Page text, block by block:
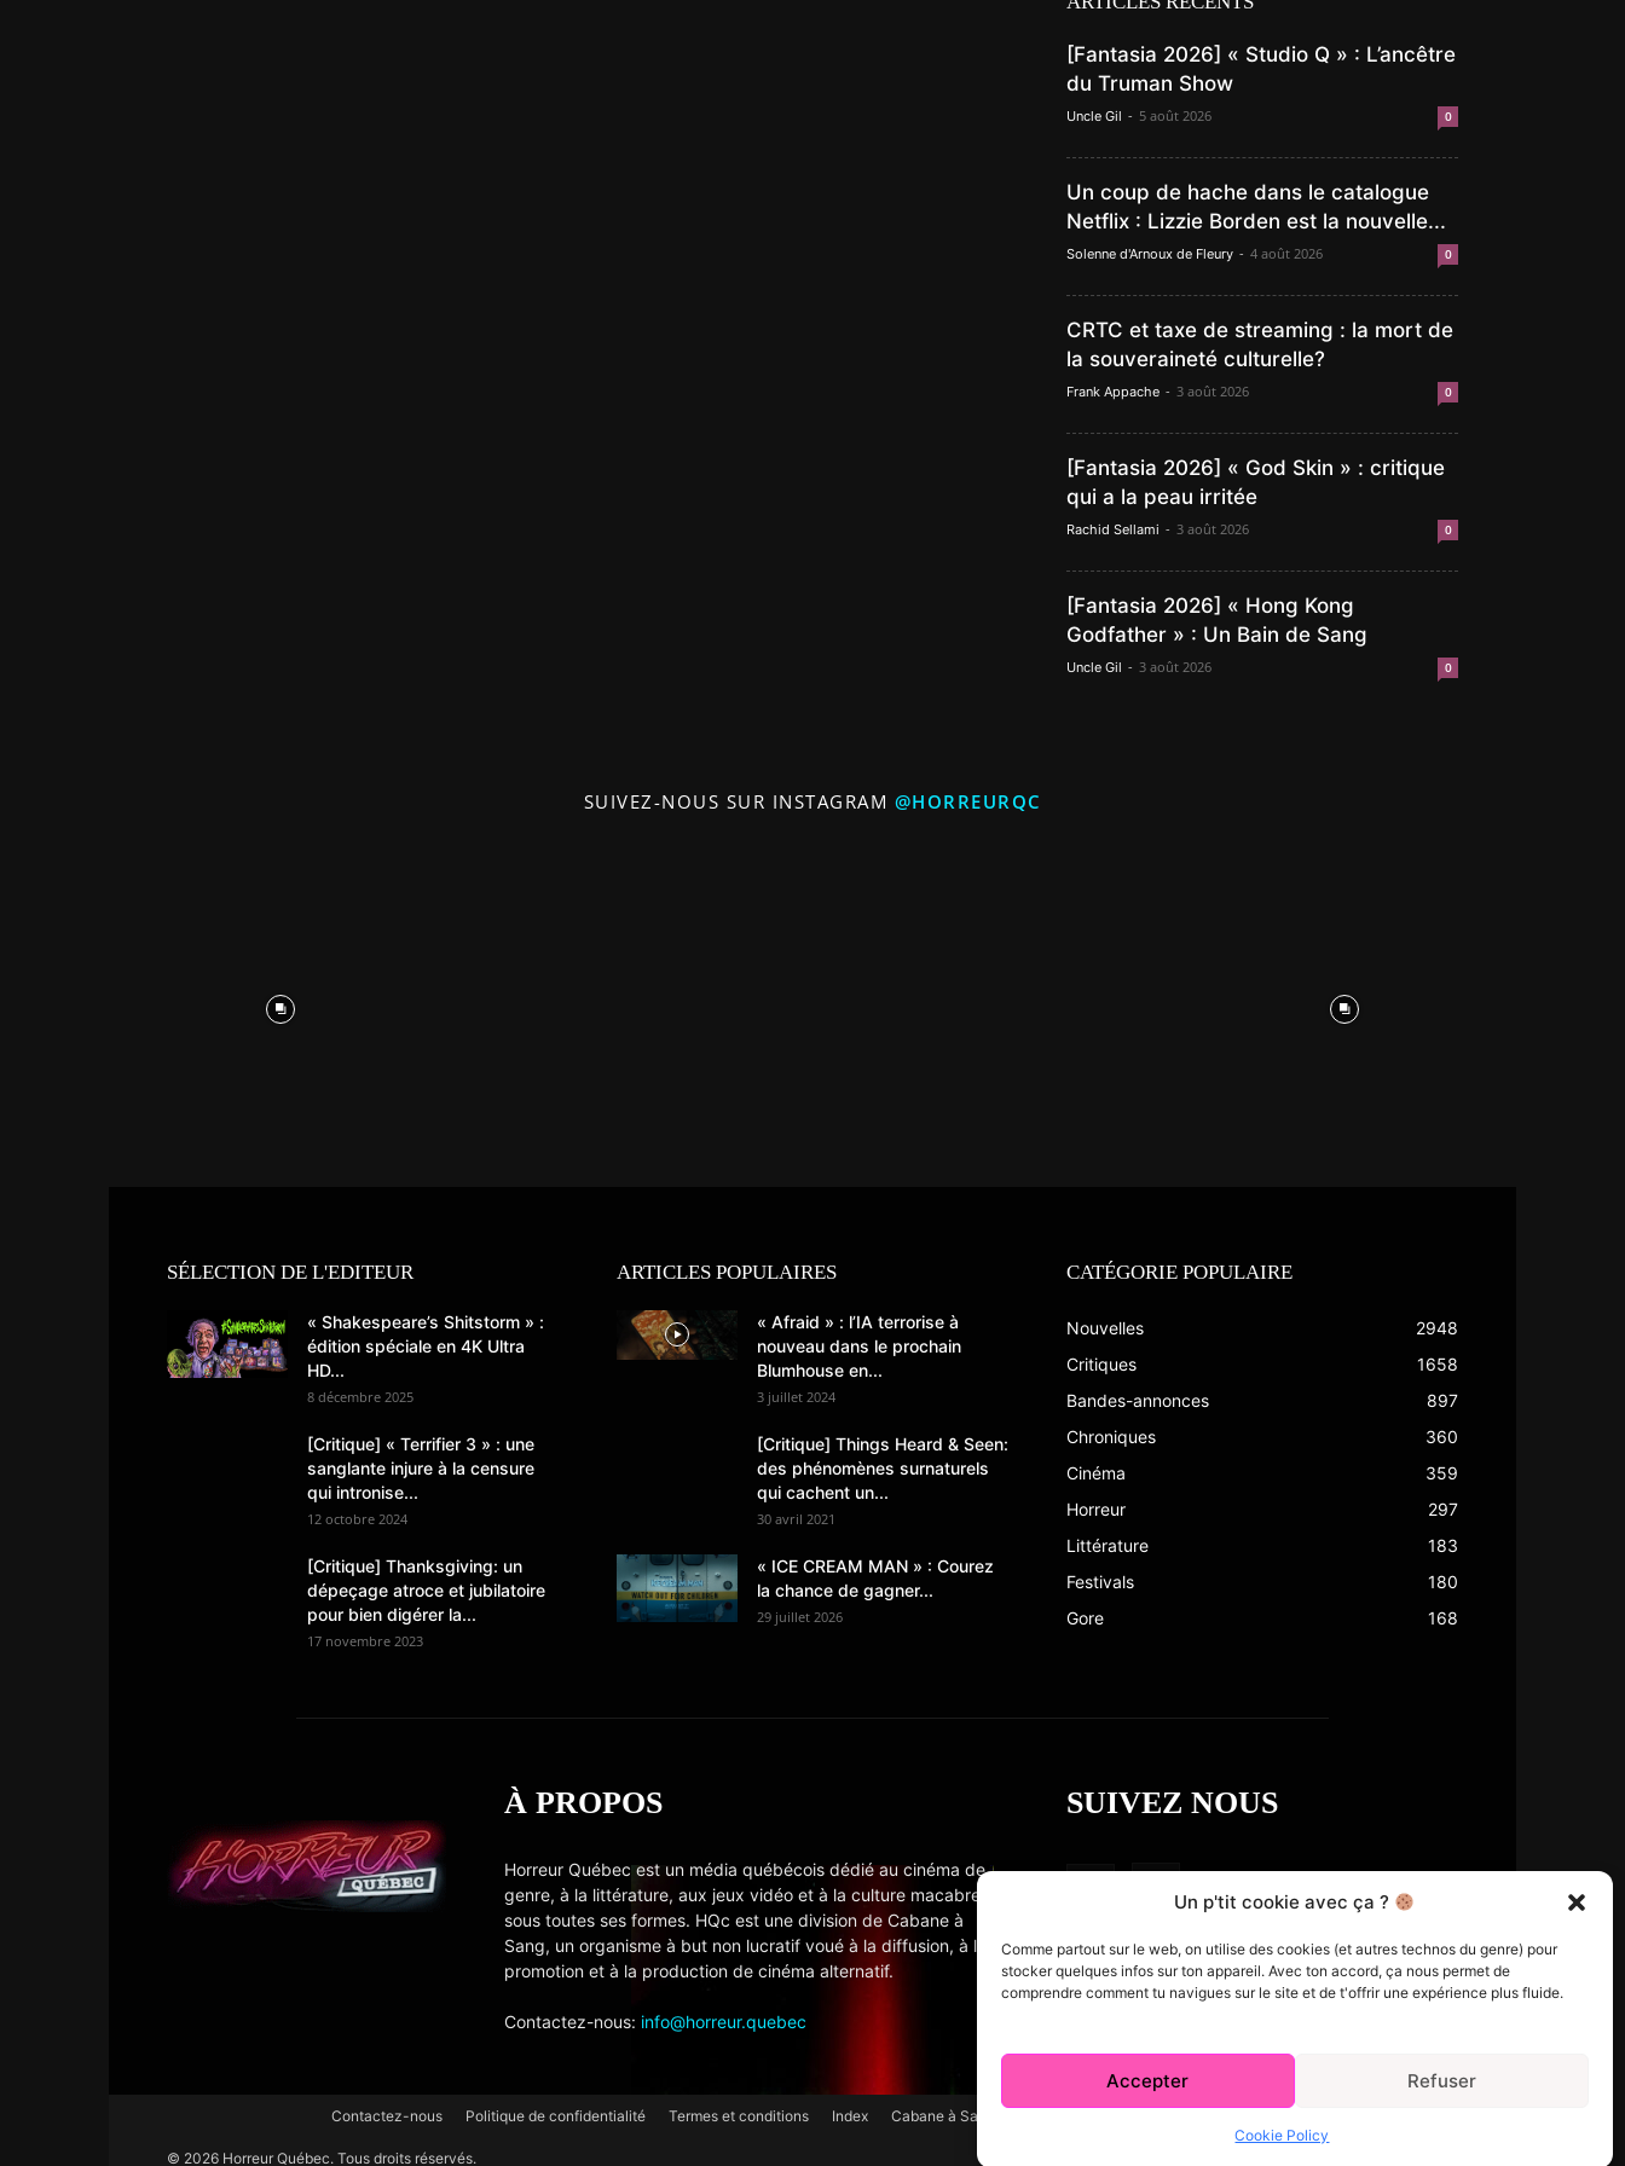
Un p'tit cookie avec ça ?
Comme partout sur le web, on utilise des cookies (et autres technos du genre) pour
stocker quelques infos sur ton appareil. Avec ton accord, ça nous permet de
comprendre comment tu navigues sur le site et de t'offrir une expérience plus fluide.
Accepter Refuser
Cookie Policy
[Fantasia 2026] « Studio Q » : L’ancêtre
du Truman Show
Uncle Gil - 5 août 2026 0
Un coup de hache dans le catalogue
Netflix : Lizzie Borden est la nouvelle...
Solenne d'Arnoux de Fleury - 4 août 2026 0
CRTC et taxe de streaming : la mort de
la souveraineté culturelle?
Frank Appache - 3 août 2026 0
[Fantasia 2026] « God Skin » : critique
qui a la peau irritée
Rachid Sellami - 3 août 2026 0
[Fantasia 2026] « Hong Kong
Godfather » : Un Bain de Sang
Uncle Gil - 3 août 2026 0
SUIVEZ-NOUS SUR INSTAGRAM @HORREURQC
SÉLECTION DE L'EDITEUR
« Shakespeare’s Shitstorm » :
édition spéciale en 4K Ultra
HD...
8 décembre 2025
[Critique] « Terrifier 3 » : une
sanglante injure à la censure
qui intronise...
12 octobre 2024
[Critique] Thanksgiving: un
dépeçage atroce et jubilatoire
pour bien digérer la...
17 novembre 2023
ARTICLES POPULAIRES
« Afraid » : l’IA terrorise à
nouveau dans le prochain
Blumhouse en...
3 juillet 2024
[Critique] Things Heard & Seen:
des phénomènes surnaturels
qui cachent un...
30 avril 2021
« ICE CREAM MAN » : Courez
la chance de gagner...
29 juillet 2026
CATÉGORIE POPULAIRE
Nouvelles
2948
Critiques
1658
Bandes-annonces
897
Chroniques
360
Cinéma
359
Horreur
297
Littérature
183
Festivals
180
Gore
168
À PROPOS
Horreur Québec est un média québécois dédié au cinéma de
genre, à la littérature, aux jeux vidéo et à la culture macabre
sous toutes ses formes. HQc est une division de Cabane à
Sang, un organisme à but non lucratif voué à la diffusion, à la
promotion et à la production de cinéma alternatif.
Contactez-nous: info@horreur.quebec
SUIVEZ NOUS
Contactez-nous Politique de confidentialité Termes et conditions Index Cabane à Sang TV
© 2026 Horreur Québec. Tous droits réservés.